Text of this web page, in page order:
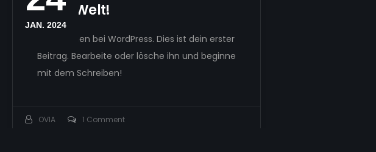
JAN. 2024
Hallo Welt!
Willkommen bei WordPress. Dies ist dein erster
Beitrag. Bearbeite oder lösche ihn und beginne
mit dem Schreiben!
OVIA 1 Comment